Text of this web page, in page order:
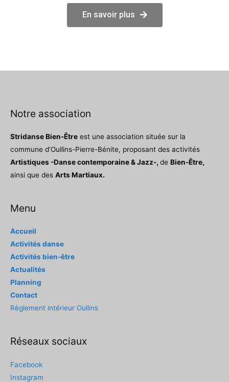
En savoir plus
Notre association
Stridanse Bien-Être est une association située sur la
commune d’Oullins-Pierre-Bénite, proposant des activités
Artistiques -Danse contemporaine & Jazz-, de Bien-Être,
ainsi que des Arts Martiaux.
Menu
Accueil
Activités danse
Activités bien-être
Actualités
Planning
Contact
Règlement intérieur Oullins
Réseaux sociaux
Facebook
Instagram